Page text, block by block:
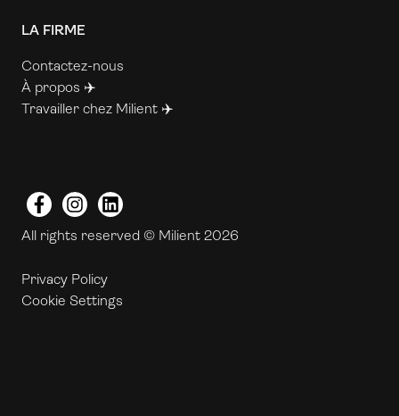
LA FIRME
Contactez-nous
À propos ✈️
Travailler chez Milient ✈️
FacebookInstagramLinkedIn
All rights reserved © Milient 2026
Privacy Policy
Cookie Settings